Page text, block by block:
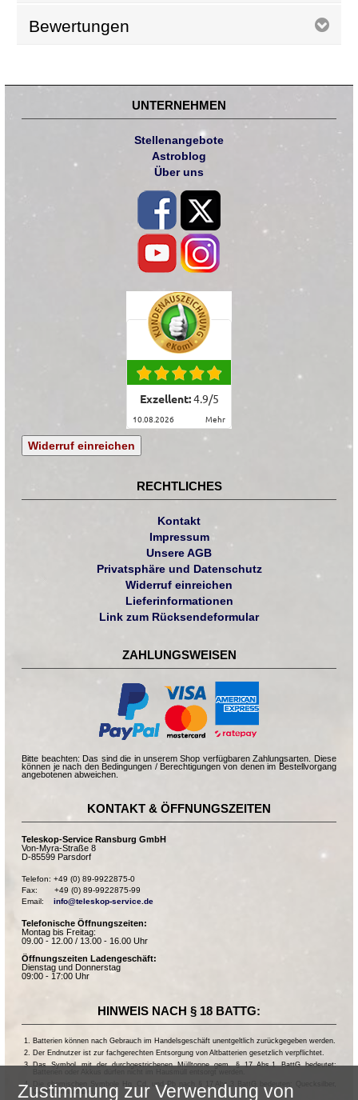
Bewertungen
UNTERNEHMEN
Stellenangebote
Astroblog
Über uns
Exzellent:4.9/5
10.08.2026 mehr
Widerruf einreichen
RECHTLICHES
Kontakt
Impressum
Unsere AGB
Privatsphäre und Datenschutz
Widerruf einreichen
Lieferinformationen
Link zum Rücksendeformular
ZAHLUNGSWEISEN
Bitte beachten: Das sind die in unserem Shop verfügbaren Zahlungsarten. Diese
können je nach den Bedingungen / Berechtigungen von denen im Bestellvorgang
angebotenen abweichen.
KONTAKT & ÖFFNUNGSZEITEN
Teleskop-Service Ransburg GmbH
Von-Myra-Straße 8
D-85599 Parsdorf
Telefon: +49 (0) 89-9922875-0
Fax:       +49 (0) 89-9922875-99
Email: info@teleskop-service.de
Telefonische Öffnungszeiten:
Montag bis Freitag:
09.00 - 12.00 / 13.00 - 16.00 Uhr
Öffnungszeiten Ladengeschäft:
Dienstag und Donnerstag
09:00 - 17:00 Uhr
HINWEIS NACH § 18 BATTG:
Batterien können nach Gebrauch im Handelsgeschäft unentgeltlich zurückgegeben werden.
Der Endnutzer ist zur fachgerechten Entsorgung von Altbatterien gesetzlich verpflichtet.
Das Symbol mit der durchgestrichenen Mülltonne gem. § 17 Abs.1 BattG bedeutet:
Die chemischen Symbole Hg, Cd, und Pb nach § 17 Abs.3 BattG bedeuten: Quecksilber,
Cadmium und Blei.
Zustimmung zur Verwendung von